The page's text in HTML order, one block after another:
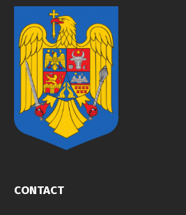
CONTACT